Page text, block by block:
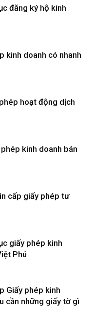
đăng ký hộ kinh
kinh doanh có nhanh
hoạt động dịch
kinh doanh bán
cấp giấy phép tư
giấy phép kinh
Phú
Giấy phép kinh
cần những giấy tờ gì